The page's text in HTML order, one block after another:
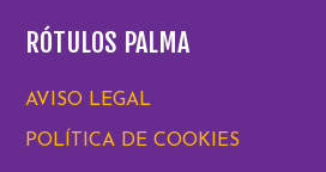
RÓTULOS PALMA
AVISO LEGAL
POLÍTICA DE COOKIES